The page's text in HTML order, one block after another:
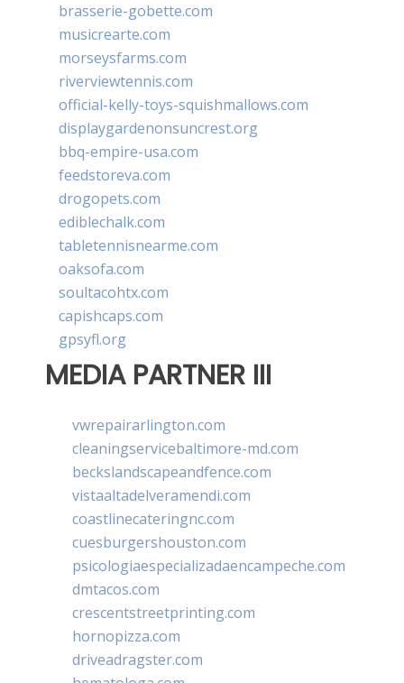
brasserie-gobette.com
musicrearte.com
morseysfarms.com
riverviewtennis.com
official-kelly-toys-squishmallows.com
displaygardenonsuncrest.org
bbq-empire-usa.com
feedstoreva.com
drogopets.com
ediblechalk.com
tabletennisnearme.com
oaksofa.com
soultacohtx.com
capishcaps.com
gpsyfl.org
MEDIA PARTNER III
vwrepairarlington.com
cleaningservicebaltimore-md.com
beckslandscapeandfence.com
vistaaltadelveramendi.com
coastlinecateringnc.com
cuesburgershouston.com
psicologiaespecializadaencampeche.com
dmtacos.com
crescentstreetprinting.com
hornopizza.com
driveadragster.com